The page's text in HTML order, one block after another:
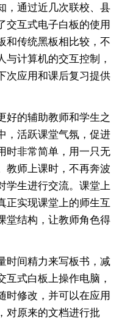
，通过近几次联校、县
交互式电子白板的使用
和传统黑板相比较，不
计算机的交互控制，
次应用和课后复习提供
好的辅助教师和学生之
，活跃课堂气氛，促进
时非常简单，用一只无
教师上课时，不再奔波
学生进行交流。课堂上
正实现课堂上的师生互
堂结构，让教师角色得
时间精力来写板书，减
互式白板上操作电脑，
时修改，并可以在应用
对原来的文档进行批